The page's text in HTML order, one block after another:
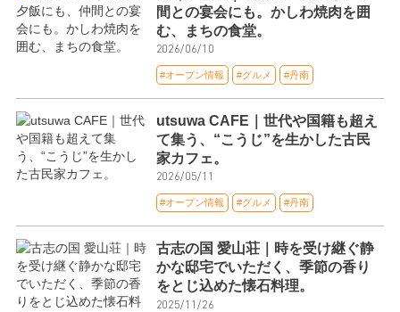
間との宴会にも。かしわ焼肉を囲
む、まちの食堂。
2026/06/10
#オープン情報 #グルメ #丹南
utsuwa CAFE｜世代や国籍も超え
て集う、“こうじ”を生かした古民
家カフェ。
2026/05/11
#オープン情報 #グルメ #丹南
古志の国 愛山荘｜時を受け継ぐ静
かな邸宅でいただく、季節の香り
をとじ込めた懐石料理。
2025/11/26